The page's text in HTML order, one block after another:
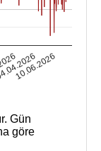
10.06.2026
Gün
göre